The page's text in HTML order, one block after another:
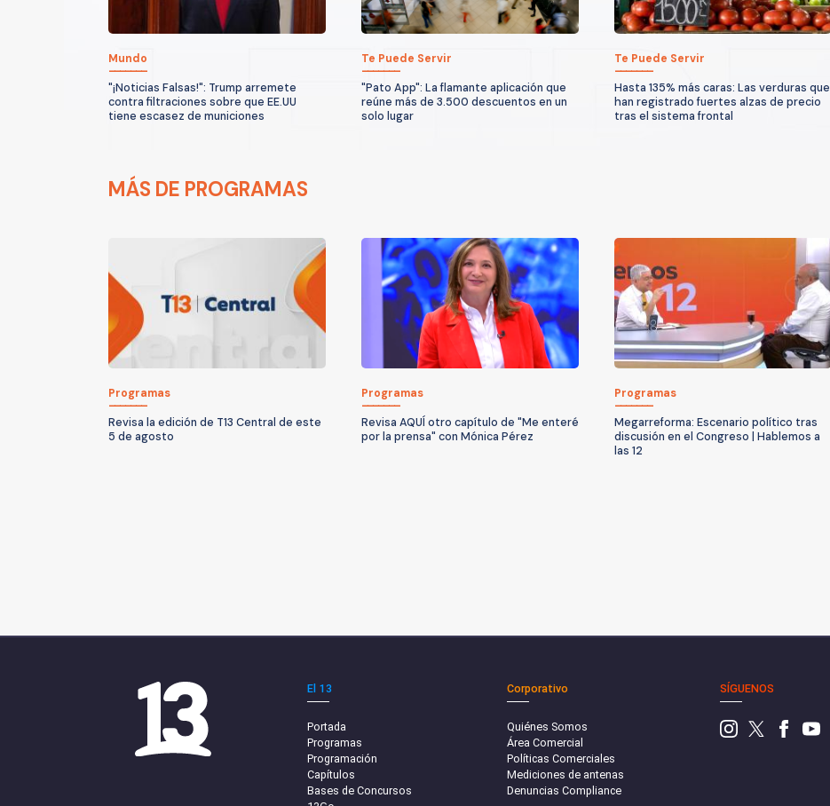
Mundo
"¡Noticias Falsas!": Trump arremete
contra filtraciones sobre que EE.UU
tiene escasez de municiones
Te Puede Servir
"Pato App": La flamante aplicación que
reúne más de 3.500 descuentos en un
solo lugar
Te Puede Servir
Hasta 135% más caras: Las verduras que
han registrado fuertes alzas de precio
tras el sistema frontal
MÁS DE PROGRAMAS
Programas
Revisa la edición de T13 Central de este
5 de agosto
Programas
Revisa AQUÍ otro capítulo de "Me enteré
por la prensa" con Mónica Pérez
Programas
Megarreforma: Escenario político tras
discusión en el Congreso | Hablemos a
las 12
El 13
Portada
Programas
Programación
Capítulos
Bases de Concursos
Corporativo
Quiénes Somos
Área Comercial
Políticas Comerciales
Mediciones de antenas
Denuncias Compliance
SÍGUENOS